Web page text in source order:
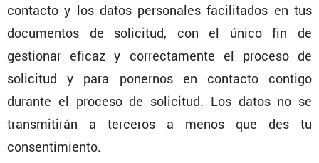
contacto y los datos perso­nales facili­tados en tus
documentos de solicitud, con el único fin de
gestionar eficaz y correc­ta­mente el proceso de
solicitud y para ponernos en contacto contigo
durante el proceso de solicitud. Los datos no se
trans­mi­tirán a terceros a menos que des tu
consentimiento.